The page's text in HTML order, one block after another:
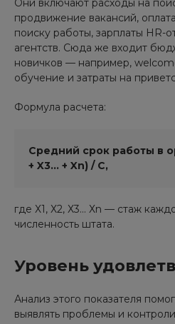
Они включают расходы на
продвижение вакансий,
поиску работы, зарплаты HR-
агентств. Сюда же входит
новичков — например,
обучение и затраты на
Формула расчета:
Средний срок работы в
+ X3... + Xn) / C,
где Х1, Х2, Х3… Хn — стаж
численность штата.
Уровень
Анализ этого показателя
выявлять проблемы и